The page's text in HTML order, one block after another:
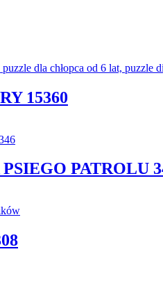
15360
PATROLU